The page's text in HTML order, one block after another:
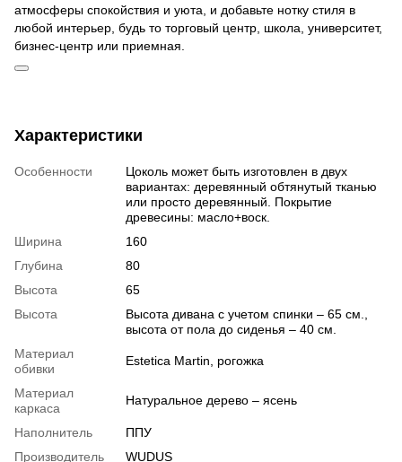
атмосферы спокойствия и уюта, и добавьте нотку стиля в
любой интерьер, будь то торговый центр, школа, университет,
бизнес-центр или приемная.
Характеристики
Особенности
Цоколь может быть изготовлен в двух
вариантах: деревянный обтянутый тканью
или просто деревянный. Покрытие
древесины: масло+воск.
Ширина
160
Глубина
80
Высота
65
Высотa
Высота дивана с учетом спинки – 65 см.,
высота от пола до сиденья – 40 см.
Материал
обивки
Estetica Martin, рогожка
Материал
каркаса
Натуральное дерево – ясень
Наполнитель
ППУ
Производитель
WUDUS